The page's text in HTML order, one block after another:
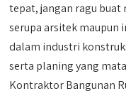
tepat, jangan ragu
serupa arsitek maupun
dalam industri
serta planing yang
Kontraktor Bangunan